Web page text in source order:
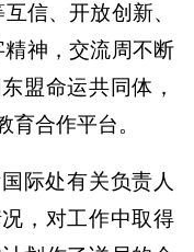
信、开放创新、
神，交流周不断
盟命运共同体，
育合作平台。
际处有关负责人
，对工作中取得